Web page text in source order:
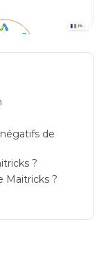
& prix
de
?
Maitricks ?